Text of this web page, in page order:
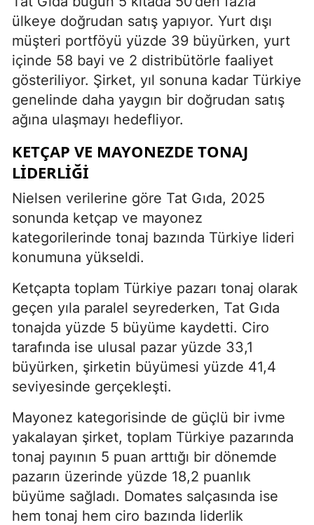
ülkeye doğrudan satış yapıyor. Yurt dışı
müşteri portföyü yüzde 39 büyürken, yurt
içinde 58 bayi ve 2 distribütörle faaliyet
gösteriliyor. Şirket, yıl sonuna kadar Türkiye
genelinde daha yaygın bir doğrudan satış
ağına ulaşmayı hedefliyor.
KETÇAP VE MAYONEZDE TONAJ
LIDERLIĞI
Nielsen verilerine göre Tat Gıda, 2025
sonunda ketçap ve mayonez
kategorilerinde tonaj bazında Türkiye lideri
konumuna yükseldi.
Ketçapta toplam Türkiye pazarı tonaj olarak
geçen yıla paralel seyrederken, Tat Gıda
tonajda yüzde 5 büyüme kaydetti. Ciro
tarafında ise ulusal pazar yüzde 33,1
büyürken, şirketin büyümesi yüzde 41,4
seviyesinde gerçekleşti.
Mayonez kategorisinde de güçlü bir ivme
yakalayan şirket, toplam Türkiye pazarında
tonaj payının 5 puan arttığı bir dönemde
pazarın üzerinde yüzde 18,2 puanlık
büyüme sağladı. Domates salçasında ise
hem tonaj hem ciro bazında liderlik